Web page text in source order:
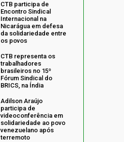
CTB participa de
Encontro Sindical
Internacional na
Nicarágua em defesa
da solidariedade entre
os povos
CTB representa os
trabalhadores
brasileiros no 15º
Fórum Sindical do
BRICS, na Índia
Adilson Araújo
participa de
videoconferência em
solidariedade ao povo
venezuelano após
terremoto